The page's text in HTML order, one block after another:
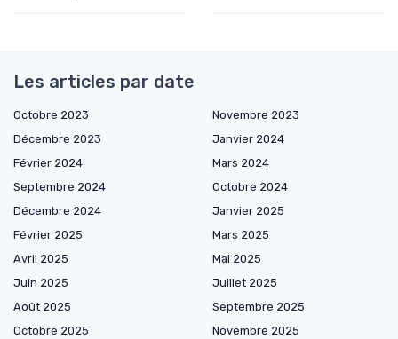
Les articles par date
Octobre 2023
Novembre 2023
Décembre 2023
Janvier 2024
Février 2024
Mars 2024
Septembre 2024
Octobre 2024
Décembre 2024
Janvier 2025
Février 2025
Mars 2025
Avril 2025
Mai 2025
Juin 2025
Juillet 2025
Août 2025
Septembre 2025
Octobre 2025
Novembre 2025